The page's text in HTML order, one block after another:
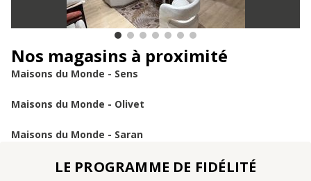
Nos magasins à proximité
Maisons du Monde - Sens
Maisons du Monde - Olivet
Maisons du Monde - Saran
LE PROGRAMME DE FIDÉLITÉ